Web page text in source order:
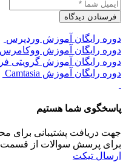
دوره رایگان آموزش وردپرس
دوره رایگان آموزش ووکامرس
دوره رایگان آموزش گرویتی
دوره رایگان آموزش Camtasia
پاسخگوی شما هستیم
جهت دریافت پشتیبانی برای
برای پرسش سوالات از قسمت
ارسال تیکت